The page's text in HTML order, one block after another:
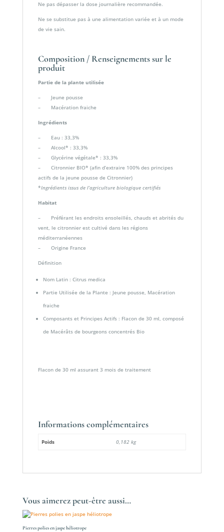
Ne pas dépasser la dose journalière recommandée.
Ne se substitue pas à une alimentation variée et à un mode
de vie sain.
Composition / Renseignements sur le
produit
Partie de la plante utilisée
– Jeune pousse
– Macération fraiche
Ingrédients
– Eau : 33,3%
– Alcool* : 33,3%
– Glycérine végétale* : 33,3%
– Citronnier BIO* (afin d’extraire 100% des principes
actifs de la jeune pousse de Citronnier)
*Ingrédients issus de l’agriculture biologique certifiés
Habitat
– Préférant les endroits ensoleillés, chauds et abrités du
vent, le citronnier est cultivé dans les régions
méditerranéennes
– Origine France
Définition
Nom Latin : Citrus medica
Partie Utilisée de la Plante : Jeune pousse, Macération
fraiche
Composants et Principes Actifs : Flacon de 30 ml, composé
de Macérâts de bourgeons concentrés Bio
Flacon de 30 ml assurant 3 mois de traitement
Informations complémentaires
Poids 0,182 kg
Vous aimerez peut-être aussi…
Pierres polies en jaspe héliotrope